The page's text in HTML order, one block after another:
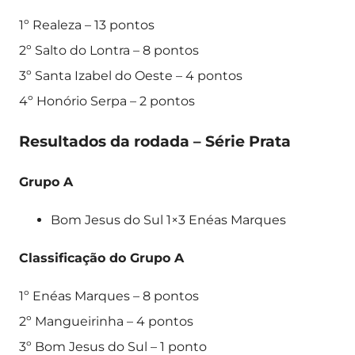
1º Realeza – 13 pontos
2º Salto do Lontra – 8 pontos
3º Santa Izabel do Oeste – 4 pontos
4º Honório Serpa – 2 pontos
Resultados da rodada – Série Prata
Grupo A
Bom Jesus do Sul 1×3 Enéas Marques
Classificação do Grupo A
1º Enéas Marques – 8 pontos
2º Mangueirinha – 4 pontos
3º Bom Jesus do Sul – 1 ponto